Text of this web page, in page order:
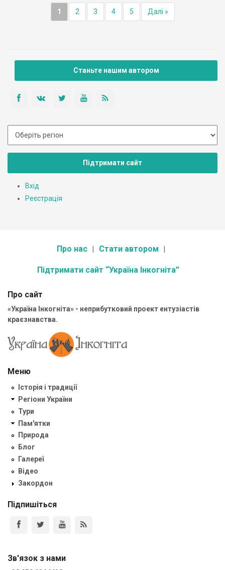
1 2 3 4 5 Далі »
Станьте нашим автором
Підтримати сайт
Вхід
Реєстрація
Про нас Стати автором
Підтримати сайт “Україна Інкогніта”
Про сайт
«Україна Інкогніта» - неприбутковий проект ентузіастів
краєзнавства.
Меню
Історія і традиції
Регіони України
Тури
Пам'ятки
Природа
Блог
Галереї
Відео
Закордон
Підпишіться
Зв'язок з нами